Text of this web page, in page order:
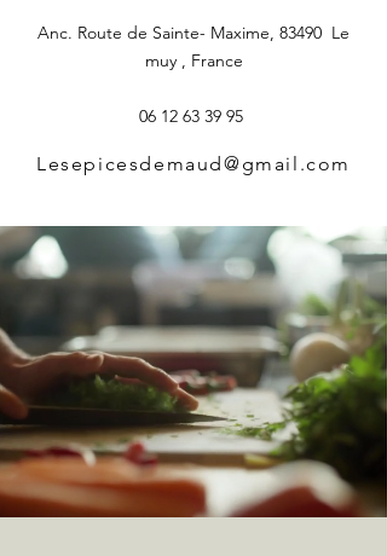
Anc. Route de Sainte- Maxime, 83490 Le
muy , France
06 12 63 39 95
Lesepicesdemaud@gmail.com